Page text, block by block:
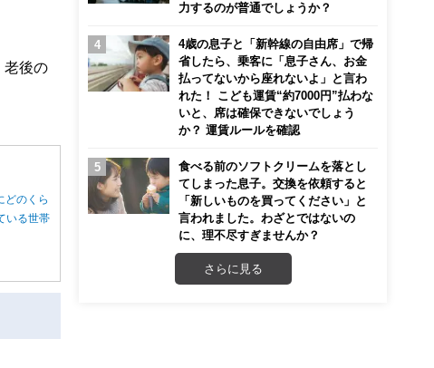
老後の
どのくら
いる世帯
力するのが普通でしょうか？
4歳の息子と「新幹線の自由席」で帰
省したら、乗客に「息子さん、お金
払ってないから座れないよ」と言わ
れた！ こども運賃“約7000円”払わな
いと、席は確保できないでしょう
か？ 運賃ルールを確認
食べる前のソフトクリームを落とし
てしまった息子。交換を依頼すると
「新しいものを買ってください」と
言われました。わざとではないの
に、理不尽すぎませんか？
さらに見る